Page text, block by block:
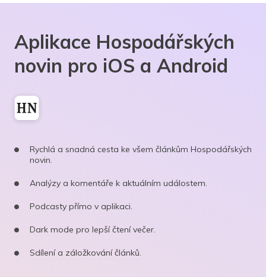
Aplikace Hospodářských
novin pro iOS a Android
Rychlá a snadná cesta ke všem článkům Hospodářských
novin.
Analýzy a komentáře k aktuálním událostem.
Podcasty přímo v aplikaci.
Dark mode pro lepší čtení večer.
Sdílení a záložkování článků.